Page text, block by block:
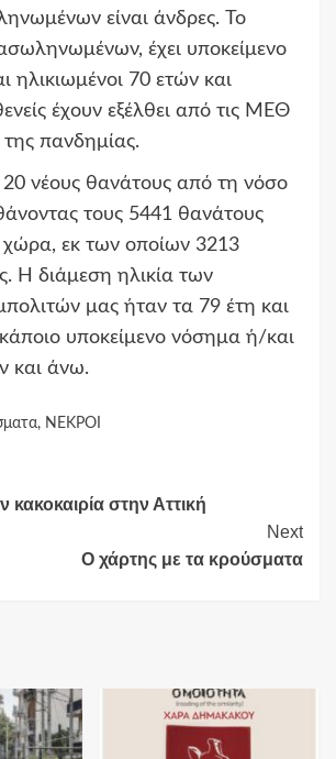
είναι άνδρες. To
έχει υποκείμενο
ηλικιωμένοι 70 ετών και
έχουν εξέλθει από τις ΜΕΘ
πανδημίας.
20 νέους θανάτους από τη νόσο
τους 5441 θανάτους
χώρα, εκ των οποίων 3213
Η διάμεση ηλικία των
μας ήταν τα 79 έτη και
κάποιο υποκείμενο νόσημα ή/και
και άνω.
, ΝΕΚΡΟΙ
κακοκαιρία στην Αττική
Next
Ο χάρτης με τα κρούσματα